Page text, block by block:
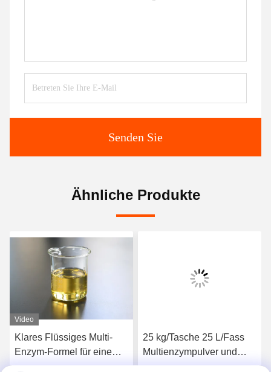
Senden Sie
Ähnliche Produkte
Video
Klares Flüssiges Multi-
Enzym-Formel für eine
verbesserte Produktion
25 kg/Tasche 25 L/Fass
Multienzympulver und
Flüssigkeit für die